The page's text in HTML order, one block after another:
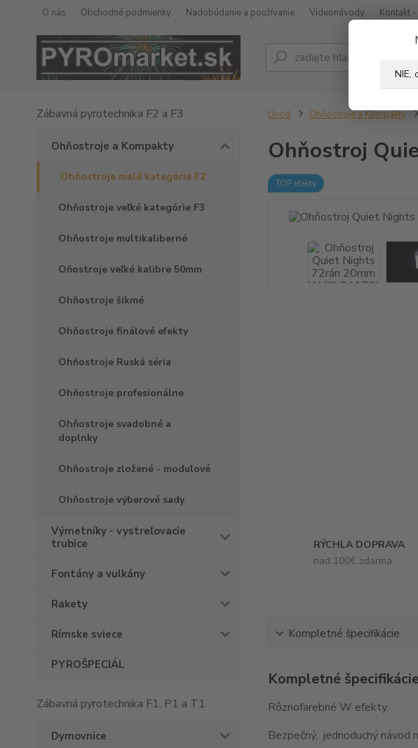
NIE,
O nás Obchodné podmienky Nadobúdanie a používanie Videonávody Kontakt
Zábavná pyrotechnika F2 a F3
Ohňostroje a Kompakty
Ohňostroje malé kategórie F2
Ohňostroje veľké kategórie F3
Ohňostroje multikaliberné
Oňostroje veľké kalibre 50mm
Ohňostroje šikmé
Ohňostroje finálové efekty
Ohňostroje Ruská séria
Ohňostroje profesionálne
Ohňostroje svadobné a
doplnky
Ohňostroje zložené - modulové
Ohňostroje výberové sady
Výmetníky - vystreľovacie
trubice
Fontány a vulkány
Rakety
Rímske sviece
PYROŠPECIÁL
Zábavná pyrotechnika F1, P1 a T1
Dymovnice
Úvod Ohňostroje a Kompakty
Ohňostroj
TOP efekty
RÝCHLA DOPRAVA
nad 100€ zdarma
Kompletné špecifikácie
Kompletné
Rôznofarebné W efekty.
Bezpečný, jednoduchý návod